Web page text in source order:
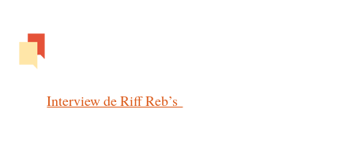
Interview de Riff Reb’s